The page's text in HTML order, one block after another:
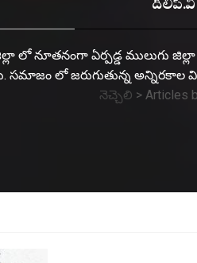
దిలీప్.వి
నూతనంగా ఏర్పడ్డ ములుగు జిల్లా
సమాజం లో జరుగుతున్న అన్నిరకాల
నెచ్చెలి > Articles